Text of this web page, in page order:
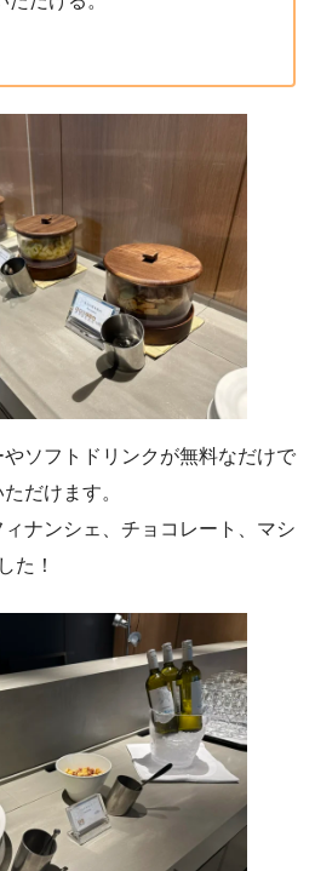
ソフトドリンクが無料なだけで
だけます。
ナンシェ、チョコレート、マシ
た！